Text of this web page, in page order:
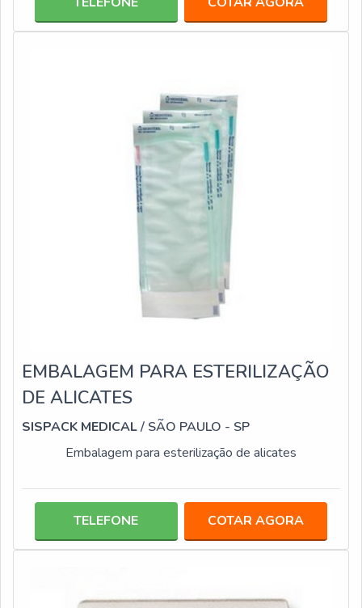
elas: Ampla disponibilidade de categorias; Extensa
variedade de gramaturas (leve, pesado e super pesado);
EMBALAGEM PARA ESTERILIZAÇÃO
DE ALICATES
SISPACK MEDICAL/ SÃO PAULO - SP
Embalagem para esterilização de alicates
TELEFONE COTAR AGORA